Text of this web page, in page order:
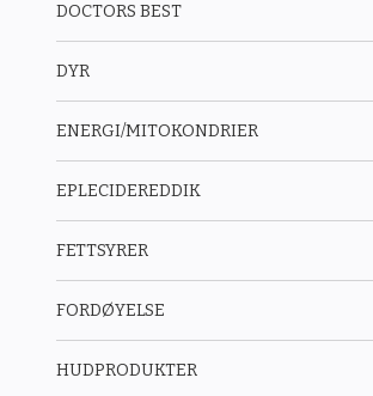
DOCTORS BEST
DYR
ENERGI/MITOKONDRIER
EPLECIDEREDDIK
FETTSYRER
FORDØYELSE
HUDPRODUKTER